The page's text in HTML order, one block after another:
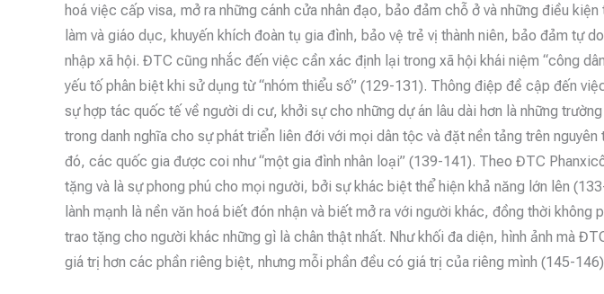
hoá việc cấp visa, mở ra những cánh cửa nhân đạo, bảo đảm chỗ ở và những điều
làm và giáo dục, khuyến khích đoàn tụ gia đình, bảo vệ trẻ vị thành niên, bảo đảm tự
nhập xã hội. ĐTC cũng nhắc đến việc cần xác định lại trong xã hội khái niệm “công
yếu tố phân biệt khi sử dụng từ “nhóm thiểu số” (129-131). Thông điệp đề cập đến
sự hợp tác quốc tế về người di cư, khởi sự cho những dự án lâu dài hơn là những
trong danh nghĩa cho sự phát triển liên đới với mọi dân tộc và đặt nền tảng trên
đó, các quốc gia được coi như “một gia đình nhân loại” (139-141). Theo ĐTC
tặng và là sự phong phú cho mọi người, bởi sự khác biệt thể hiện khả năng lớn lên
lành mạnh là nền văn hoá biết đón nhận và biết mở ra với người khác, đồng thời không
trao tặng cho người khác những gì là chân thật nhất. Như khối đa diện, hình ảnh mà
giá trị hơn các phần riêng biệt, nhưng mỗi phần đều có giá trị của riêng mình (145-